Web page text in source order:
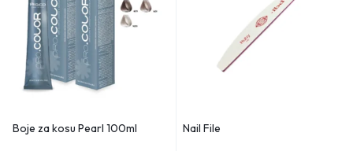
Boje za kosu Pearl 100ml Nail File